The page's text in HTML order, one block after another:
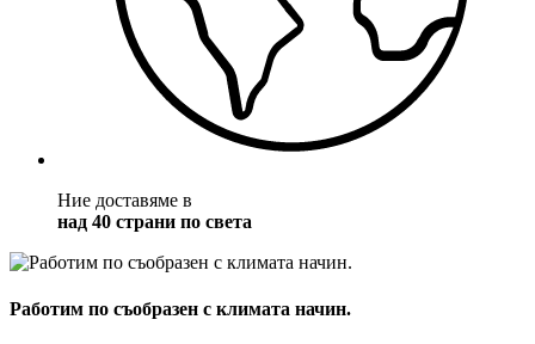
Ние доставяме в
над 40 страни по света
Работим по съобразен с климата начин.